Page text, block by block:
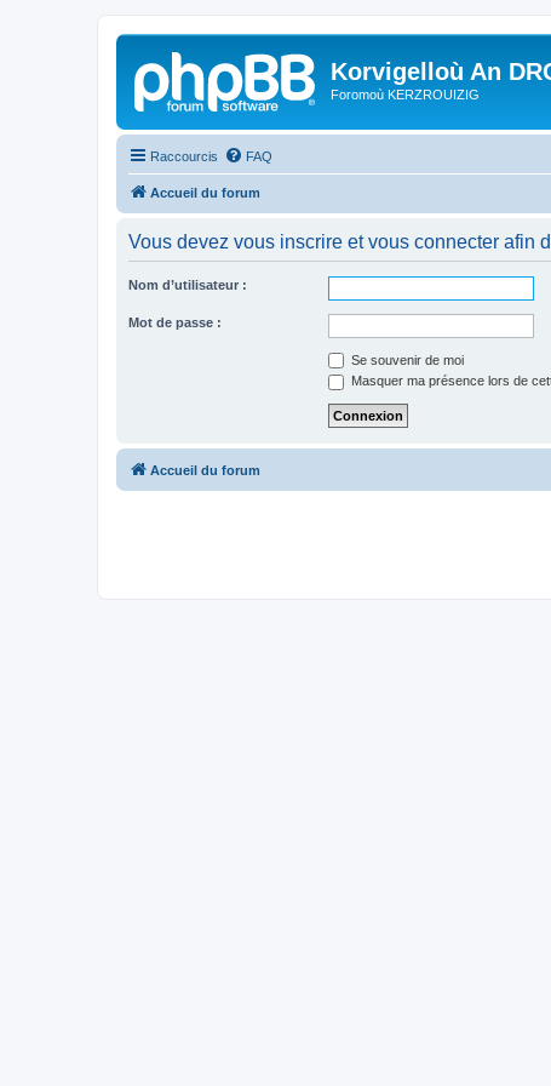
Korvigelloù An
Foromoù KERZROUIZIG
Raccourcis FAQ
Accueil du forum
Vous devez vous inscrire et vous connecter afin
Nom d’utilisateur :
Mot de passe :
Se souvenir de moi
Masquer ma présence lors de
Accueil du forum